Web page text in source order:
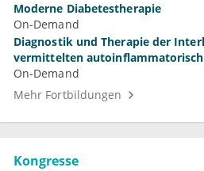
Moderne Diabetestherapie
On-Demand
Diagnostik und Therapie der
vermittelten
On-Demand
Mehr Fortbildungen
Kongresse